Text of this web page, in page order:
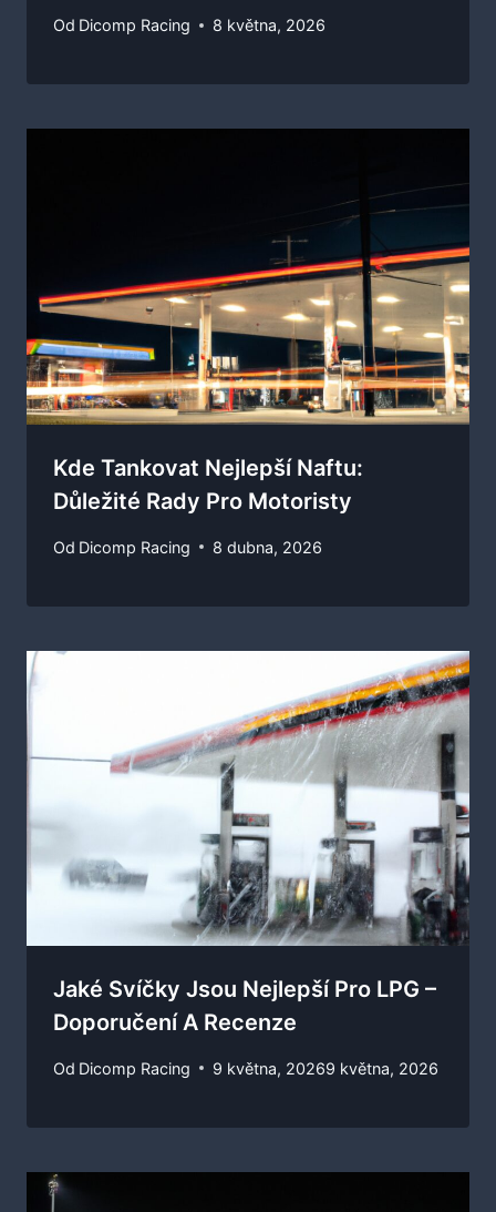
Od Dicomp Racing 8 května, 2026
Kde Tankovat Nejlepší Naftu:
Důležité Rady Pro Motoristy
Od Dicomp Racing 8 dubna, 2026
Jaké Svíčky Jsou Nejlepší Pro LPG –
Doporučení A Recenze
Od Dicomp Racing 9 května, 20269 května, 2026